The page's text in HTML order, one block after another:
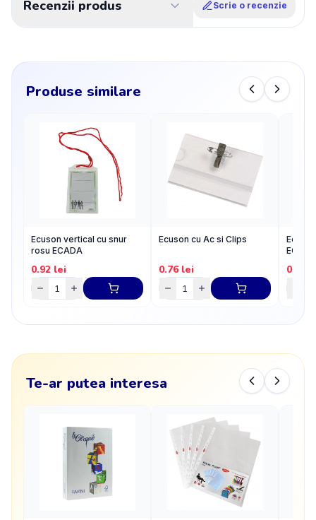
Recenzii produs Scrie o recenzie
Produse similare
Ecuson vertical cu snur
rosu ECADA
0.92 lei
Ecuson cu Ac si Clips
0.76lei 0.92
Te-ar putea interesa